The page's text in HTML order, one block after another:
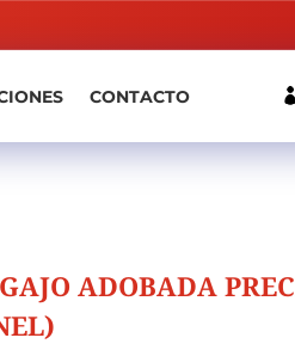
CONTACTO
ADOBADA